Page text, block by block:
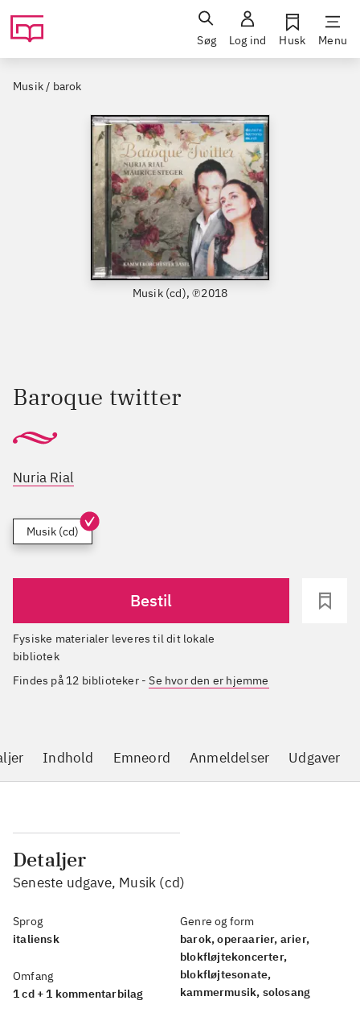
Søg Log ind Husk Menu
Musik / barok
Musik (cd), ℗2018
Baroque twitter
Nuria Rial
Musik (cd)
Bestil
Fysiske materialer leveres til dit lokale
bibliotek
Findes på 12 biblioteker-Se hvor den er hjemme
Indhold Emneord Anmeldelser Udgaver
Detaljer
Seneste udgave, Musik (cd)
Sprog
italiensk
Omfang
1 cd + 1 kommentarbilag
Genre og form
barok, operaarier, arier,
blokfløjtekoncerter,
blokfløjtesonate,
kammermusik, solosang